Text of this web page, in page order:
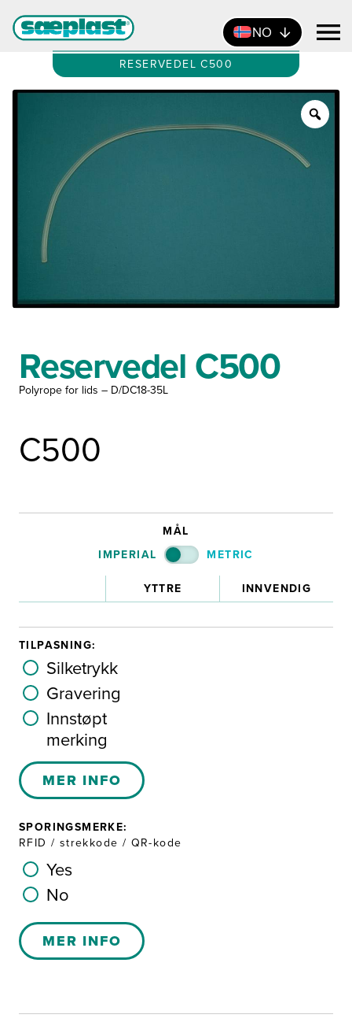
NO
RESERVEDEL C500
Reservedel C500
Polyrope for lids – D/DC18-35L
C500
MÅL
IMPERIAL
METRIC
YTTRE INNVENDIG
TILPASNING:
Silketrykk
Gravering
Innstøpt
merking
MER INFO
SPORINGSMERKE:
RFID / strekkode / QR-kode
Yes
No
MER INFO